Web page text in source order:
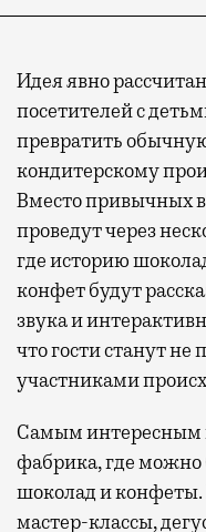
Идея явно
посетителей с
превратить
кондитерскому
Вместо привычных
проведут через
где историю
конфет будут
звука и
что гости станут не
участниками
Самым интересным
фабрика, где можно
шоколад и
мастер-классы,